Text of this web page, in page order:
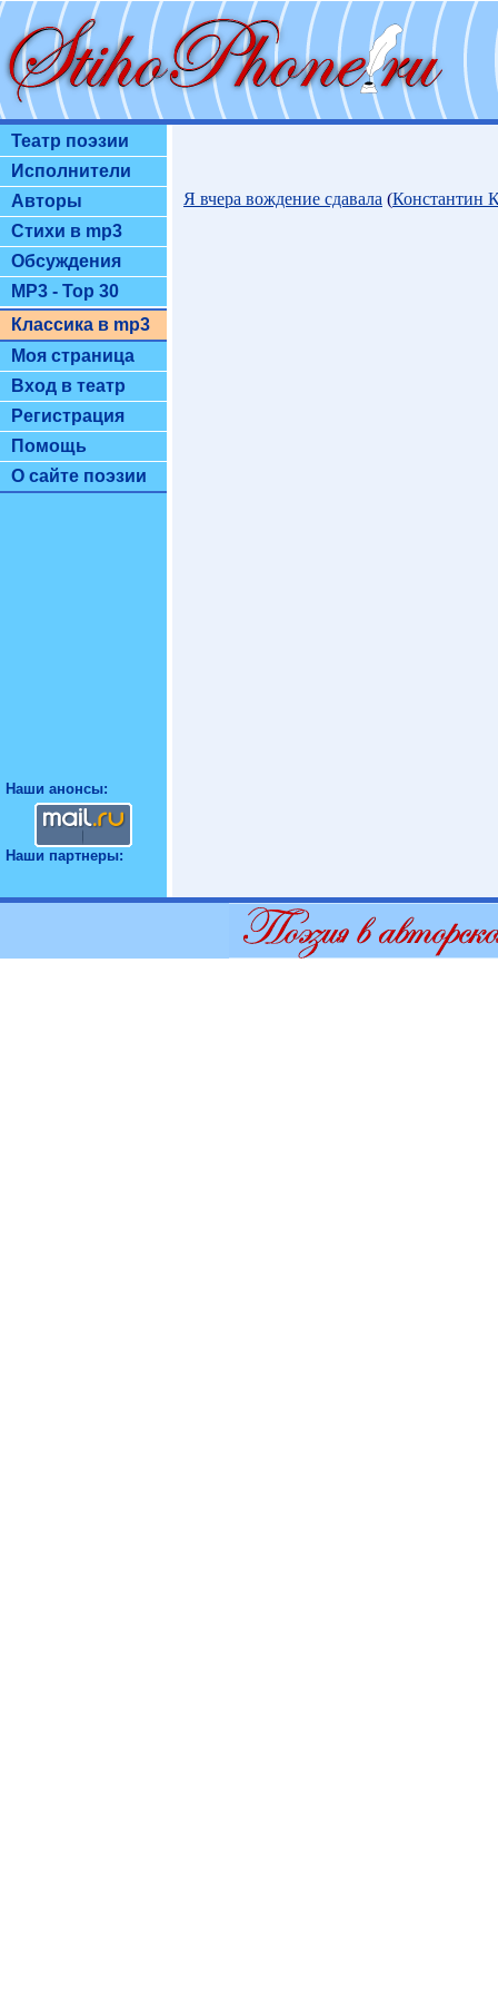
Театр поэзии
Исполнители
Авторы
Стихи в mp3
Обсуждения
MP3 - Top 30
Классика в mp3
Моя страница
Вход в театр
Регистрация
Помощь
О сайте поэзии
Наши анонсы:
Наши партнеры:
Я вчера вождение сдавала (Константин